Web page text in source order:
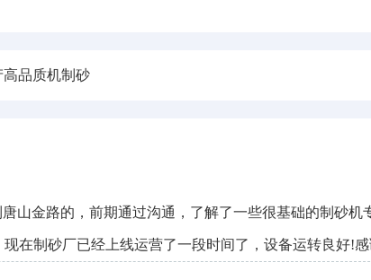
高品质机制砂
唐山金路的，前期通过沟通，了解了一些很基础的制砂
在制砂厂已经上线运营了一段时间了，设备运转良好!